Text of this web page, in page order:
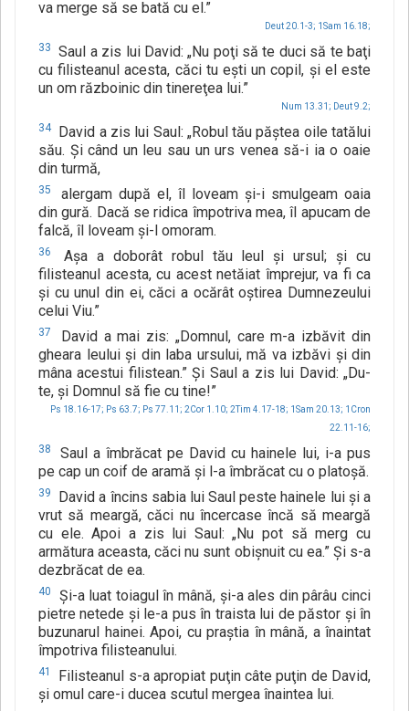
va merge să se bată cu el.”
Deut 20.1-3; 1Sam 16.18;
33
Saul a zis lui David: „Nu poţi să te duci să te baţi
cu filisteanul acesta, căci tu eşti un copil, şi el este
un om războinic din tinereţea lui.”
Num 13.31; Deut 9.2;
34
David a zis lui Saul: „Robul tău păştea oile tatălui
său. Şi când un leu sau un urs venea să-i ia o oaie
din turmă,
35
alergam după el, îl loveam şi-i smulgeam oaia
din gură. Dacă se ridica împotriva mea, îl apucam de
falcă, îl loveam şi-l omoram.
36
Aşa a doborât robul tău leul şi ursul; şi cu
filisteanul acesta, cu acest netăiat împrejur, va fi ca
şi cu unul din ei, căci a ocărât oştirea Dumnezeului
celui Viu.”
37
David a mai zis: „Domnul, care m-a izbăvit din
gheara leului şi din laba ursului, mă va izbăvi şi din
mâna acestui filistean.” Şi Saul a zis lui David: „Du-
te, şi Domnul să fie cu tine!”
Ps 18.16-17; Ps 63.7; Ps 77.11; 2Cor 1.10; 2Tim 4.17-18; 1Sam 20.13; 1Cron
22.11-16;
38
Saul a îmbrăcat pe David cu hainele lui, i-a pus
pe cap un coif de aramă şi l-a îmbrăcat cu o platoşă.
39
David a încins sabia lui Saul peste hainele lui şi a
vrut să meargă, căci nu încercase încă să meargă
cu ele. Apoi a zis lui Saul: „Nu pot să merg cu
armătura aceasta, căci nu sunt obişnuit cu ea.” Şi s-a
dezbrăcat de ea.
40
Şi-a luat toiagul în mână, şi-a ales din pârâu cinci
pietre netede şi le-a pus în traista lui de păstor şi în
buzunarul hainei. Apoi, cu praştia în mână, a înaintat
împotriva filisteanului.
41
Filisteanul s-a apropiat puţin câte puţin de David,
şi omul care-i ducea scutul mergea înaintea lui.